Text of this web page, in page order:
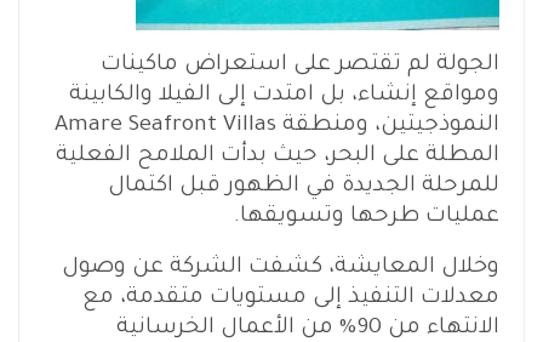
الجولة لم تقتصر على استعراض ماكينات
ومواقع إنشاء، بل امتدت إلى الفيلا والكابينة
النموذجيتين، ومنطقة Amare Seafront Villas
المطلة على البحر، حيث بدأت الملامح الفعلية
للمرحلة الجديدة في الظهور قبل اكتمال
عمليات طرحها وتسويقها.
وخلال المعايشة، كشفت الشركة عن وصول
معدلات التنفيذ إلى مستويات متقدمة، مع
الانتهاء من 90% من الأعمال الخرسانية